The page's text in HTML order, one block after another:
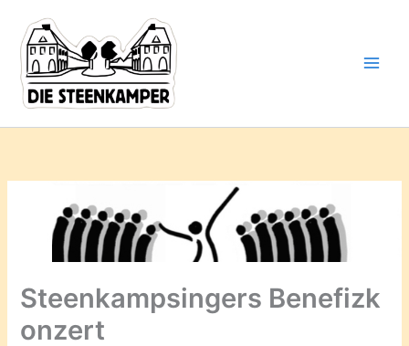
Inhalt
springen
Steenkampsingers Benefizk
onzert
deine
Mail-
Adresse
ein ...